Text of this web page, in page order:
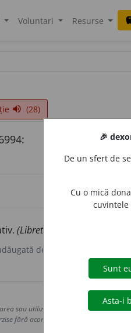
Voluntari Resurse
volume_up (28)
(Libret ~.)
de
Copyright ©
sau utilizarea datelor de pe acest
fără acordul nostru prealabil scris,
🎉
De un sfert de
Cu o mică